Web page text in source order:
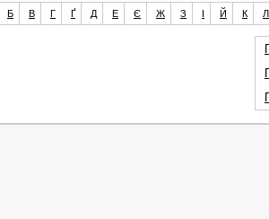
Б В Г Ґ Д Е Є Ж З І Й К Л